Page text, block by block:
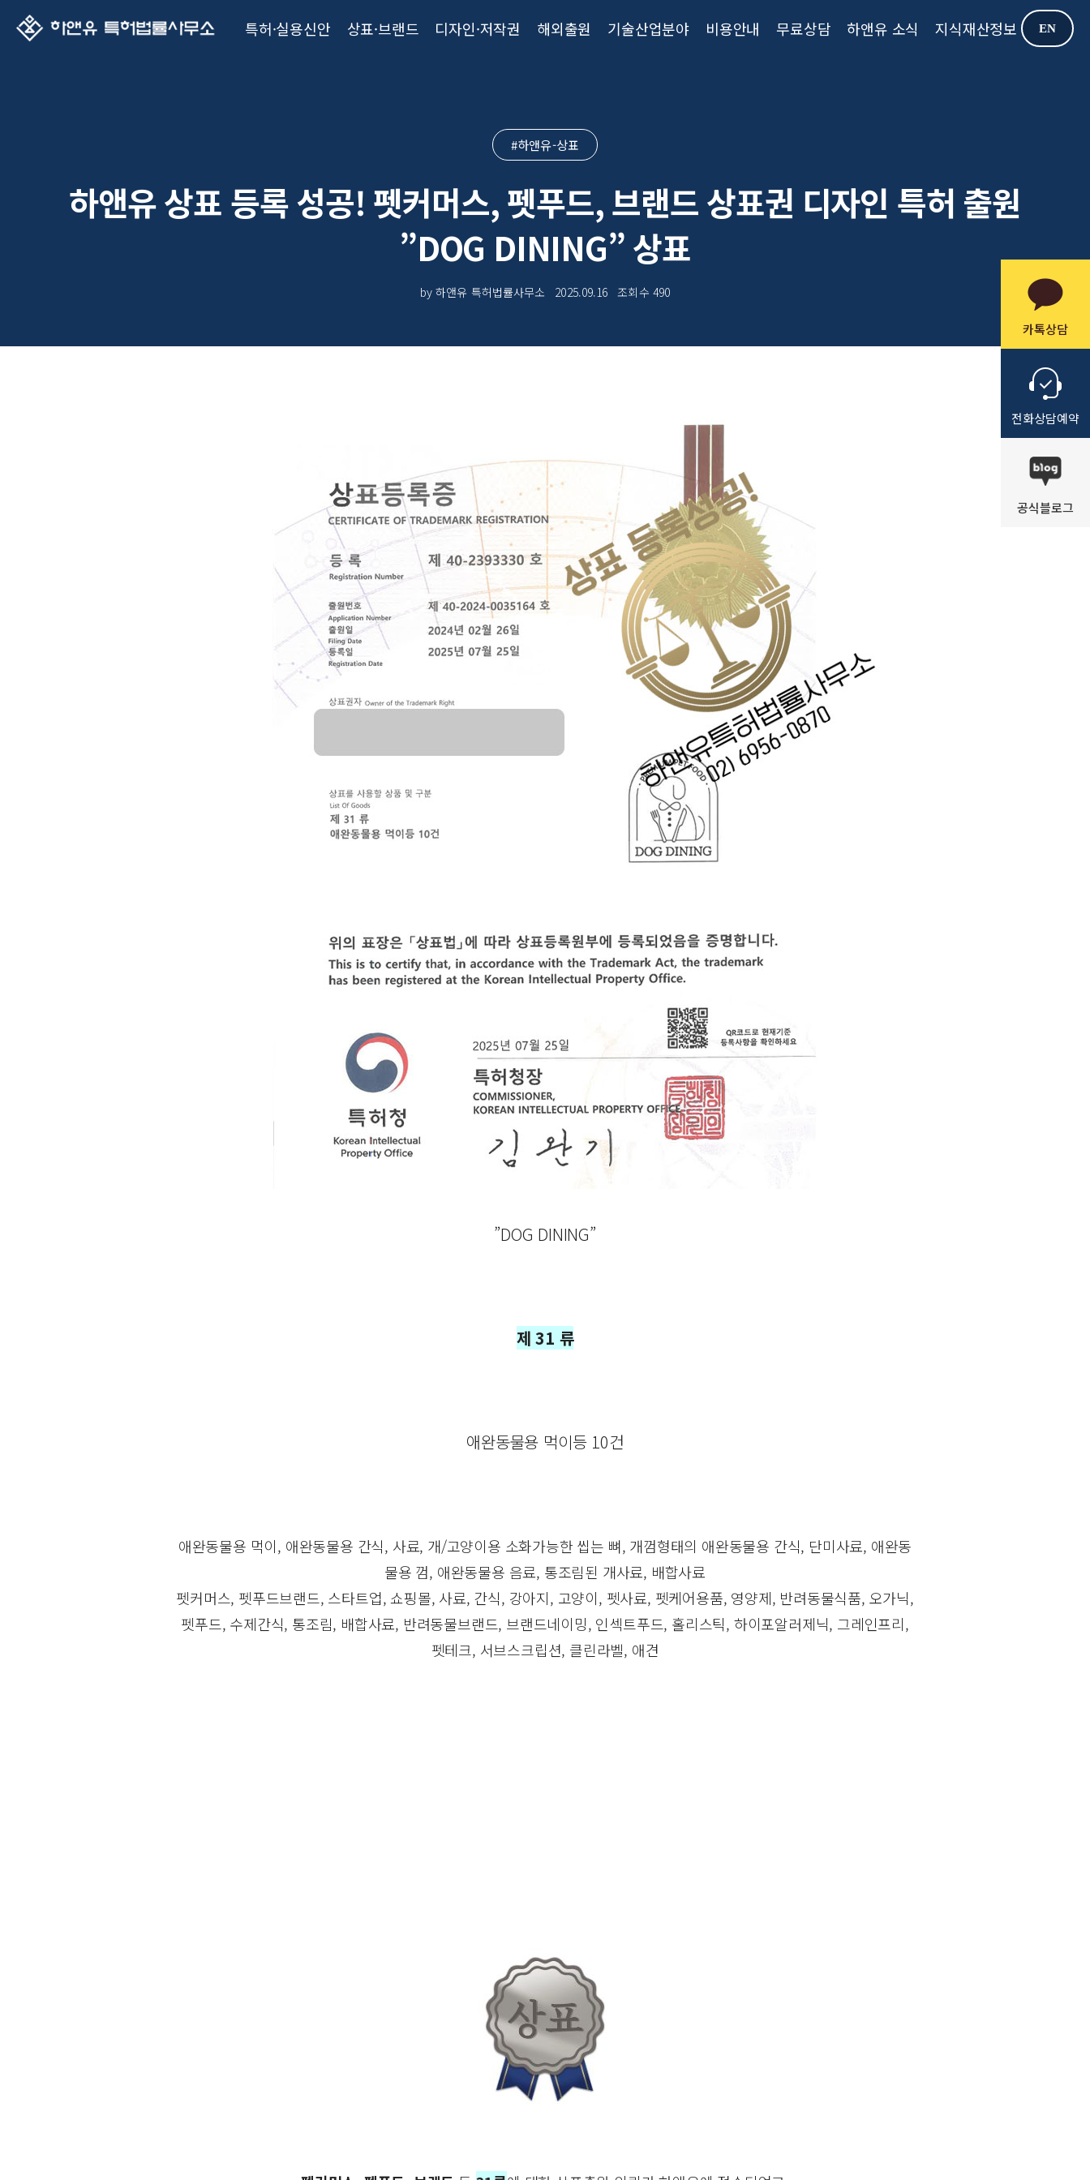
특허·실용신안 상표·브랜드 디자인·저작권 해외출원 기술산업분야 비용안내 무료상담 하앤유 소식 지식재산정보 EN
카톡상담
전화상담예약
공식블로그
#하앤유-상표
하앤유 상표 등록 성공! 펫커머스, 펫푸드, 브랜드 상표권 디자인 특허 출원
”DOG DINING” 상표
by 하앤유 특허법률사무소 2025.09.16 조회수 490
”DOG DINING”
제 31 류
애완동물용 먹이등 10건
애완동물용 먹이, 애완동물용 간식, 사료, 개/고양이용 소화가능한 씹는 뼈, 개껌형태의 애완동물용 간식, 단미사료, 애완동
물용 껌, 애완동물용 음료, 통조림된 개사료, 배합사료
펫커머스, 펫푸드브랜드, 스타트업, 쇼핑몰, 사료, 간식, 강아지, 고양이, 펫사료, 펫케어용품, 영양제, 반려동물식품, 오가닉,
펫푸드, 수제간식, 통조림, 배합사료, 반려동물브랜드, 브랜드네이밍, 인섹트푸드, 홀리스틱, 하이포알러제닉, 그레인프리,
펫테크, 서브스크립션, 클린라벨, 애견